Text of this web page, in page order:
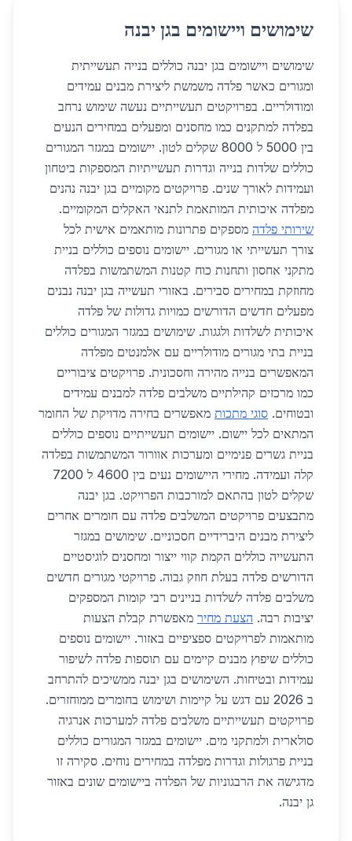
שימושים ויישומים בגן יבנה
שימושים ויישומים בגן יבנה כוללים בנייה תעשייתית
ומגורים כאשר פלדה משמשת ליצירת מבנים עמידים
ומודולריים. בפרויקטים תעשייתיים נעשה שימוש נרחב
בפלדה למתקנים כמו מחסנים ומפעלים במחירים הנעים
בין 5000 ל 8000 שקלים לטון. יישומים במגזר המגורים
כוללים שלדות בנייה וגדרות תעשייתיות המספקות ביטחון
ועמידות לאורך שנים. פרויקטים מקומיים בגן יבנה נהנים
מפלדה איכותית המותאמת לתנאי האקלים המקומיים.
שירותי פלדה מספקים פתרונות מותאמים אישית לכל
צורך תעשייתי או מגורים. יישומים נוספים כוללים בניית
מתקני אחסון ותחנות כוח קטנות המשתמשות בפלדה
מחוזקת במחירים סבירים. באזורי תעשייה בגן יבנה נבנים
מפעלים חדשים הדורשים כמויות גדולות של פלדה
איכותית לשלדות ולגגות. שימושים במגזר המגורים כוללים
בניית בתי מגורים מודולריים עם אלמנטים מפלדה
המאפשרים בנייה מהירה וחסכונית. פרויקטים ציבוריים
כמו מרכזים קהילתיים משלבים פלדה למבנים עמידים
ובטוחים. סוגי מתכות מאפשרים בחירה מדויקת של החומר
המתאים לכל יישום. יישומים תעשייתיים נוספים כוללים
בניית גשרים פנימיים ומערכות אוורור המשתמשות בפלדה
קלה ועמידה. מחירי היישומים נעים בין 4600 ל 7200
שקלים לטון בהתאם למורכבות הפרויקט. בגן יבנה
מתבצעים פרויקטים המשלבים פלדה עם חומרים אחרים
ליצירת מבנים היברידיים חסכוניים. שימושים במגזר
התעשייה כוללים הקמת קווי ייצור ומחסנים לוגיסטיים
הדורשים פלדה בעלת חוזק גבוה. פרויקטי מגורים חדשים
משלבים פלדה לשלדות בניינים רבי קומות המספקים
יציבות רבה. הצעת מחיר מאפשרת קבלת הצעות
מותאמות לפרויקטים ספציפיים באזור. יישומים נוספים
כוללים שיפוץ מבנים קיימים עם תוספות פלדה לשיפור
עמידות ובטיחות. השימושים בגן יבנה ממשיכים להתרחב
ב 2026 עם דגש על קיימות ושימוש בחומרים ממוחזרים.
פרויקטים תעשייתיים משלבים פלדה למערכות אנרגיה
סולארית ולמתקני מים. יישומים במגזר המגורים כוללים
בניית פרגולות וגדרות מפלדה במחירים נוחים. סקירה זו
מדגישה את הרבגוניות של הפלדה ביישומים שונים באזור
גן יבנה.